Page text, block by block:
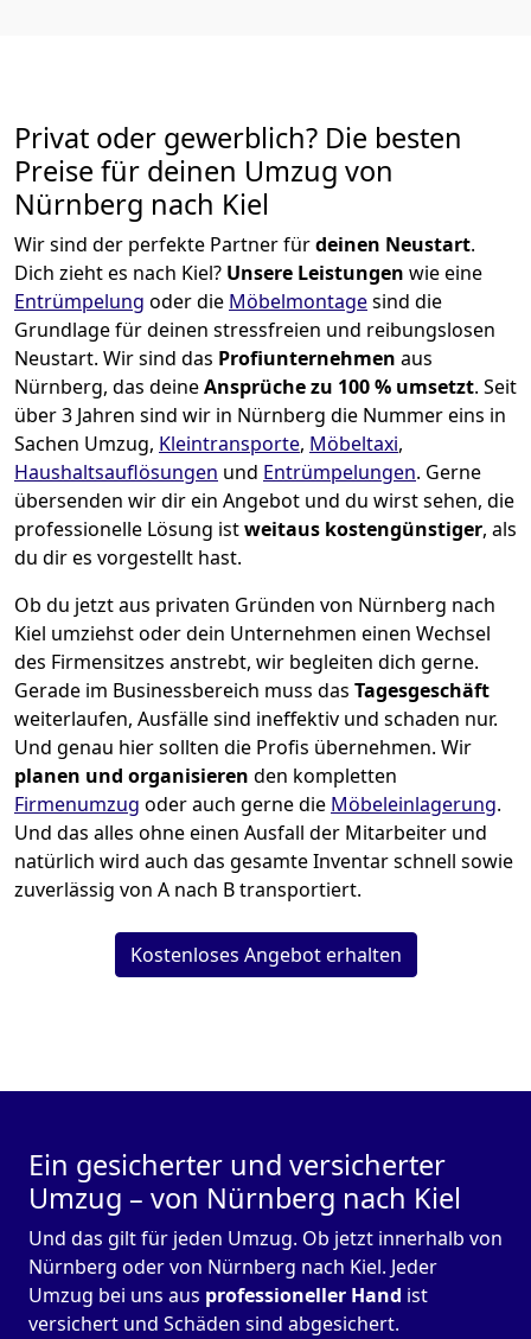
Privat oder gewerblich? Die besten
Preise für deinen Umzug von
Nürnberg nach Kiel
Wir sind der perfekte Partner fürdeinen Neustart.
Dich zieht es nach Kiel? Unsere Leistungen wie eine
Entrümpelung oder die Möbelmontagesind die
Grundlage für deinen stressfreien und reibungslosen
Neustart. Wir sind das Profiunternehmen aus
Nürnberg, das deineAnsprüche zu 100 % umsetzt. Seit
über 3 Jahren sind wir in Nürnberg die Nummer eins in
Sachen Umzug, Kleintransporte, Möbeltaxi,
Haushaltsauflösungen und Entrümpelungen. Gerne
übersenden wir dir ein Angebot und du wirst sehen, die
professionelle Lösung istweitaus kostengünstiger, als
du dir es vorgestellt hast.
Ob du jetzt aus privaten Gründen von Nürnberg nach
Kiel umziehst oder dein Unternehmen einen Wechsel
des Firmensitzes anstrebt, wir begleiten dich gerne.
Gerade im Businessbereich muss das Tagesgeschäft
weiterlaufen, Ausfälle sind ineffektiv und schaden nur.
Und genau hier sollten die Profis übernehmen. Wir
planen und organisieren den kompletten
Firmenumzug oder auch gerne die Möbeleinlagerung.
Und das alles ohne einen Ausfall der Mitarbeiter und
natürlich wird auch das gesamte Inventar schnell sowie
zuverlässig von A nach B transportiert.
Kostenloses Angebot erhalten
Ein gesicherter und versicherter
Umzug – von Nürnberg nach Kiel
Und das gilt für jeden Umzug. Ob jetzt innerhalb von
Nürnberg oder von Nürnberg nach Kiel. Jeder
Umzug bei uns aus professioneller Hand ist
versichert und Schäden sind abgesichert.